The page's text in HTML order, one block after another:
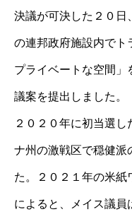
決議が可決した２０日
の連邦政府施設内でト
プライベートな空間」
議案を提出しました。
２０２０年に初当選
ナ州の激戦区で穏健派
た。２０２１年の米紙
によると、メイス議員